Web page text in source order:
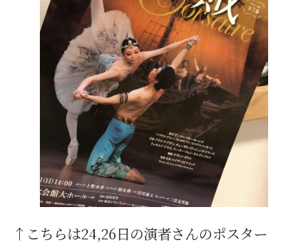
↑こちらは24,26日の演者さんのポスター